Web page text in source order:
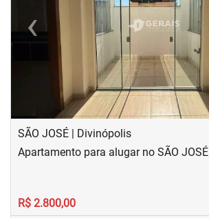
‹Previous
SÃO JOSÉ | Divinópolis
Apartamento para alugar no SÃO JOSÉ
R$ 2.800,00